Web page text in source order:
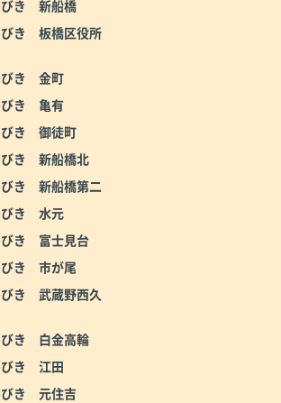
びき 新船橋
びき 板橋区役所
びき 金町
びき 亀有
びき 御徒町
びき 新船橋北
びき 新船橋第二
びき 水元
びき 富士見台
びき 市が尾
びき 武蔵野西久
びき 白金高輪
びき 江田
びき 元住吉